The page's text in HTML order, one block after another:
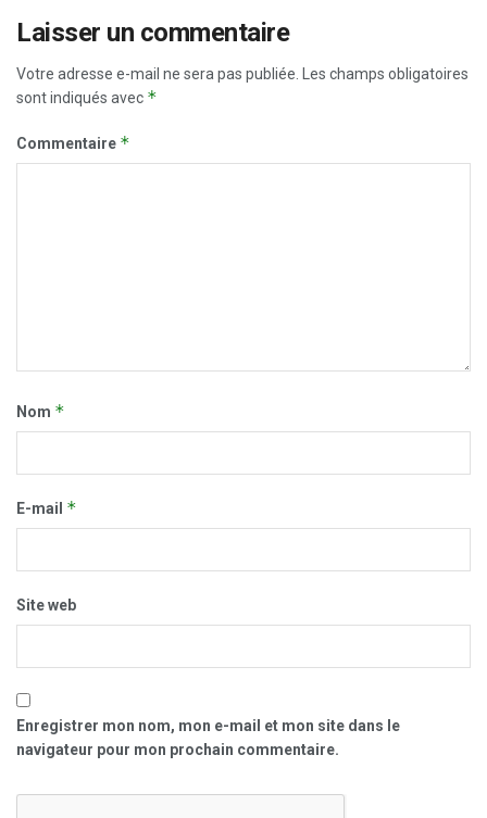
Laisser un commentaire
Votre adresse e-mail ne sera pas publiée.
Les champs obligatoires
sont indiqués avec *
Commentaire *
Nom *
E-mail *
Site web
Enregistrer mon nom, mon e-mail et mon site dans le
navigateur pour mon prochain commentaire.